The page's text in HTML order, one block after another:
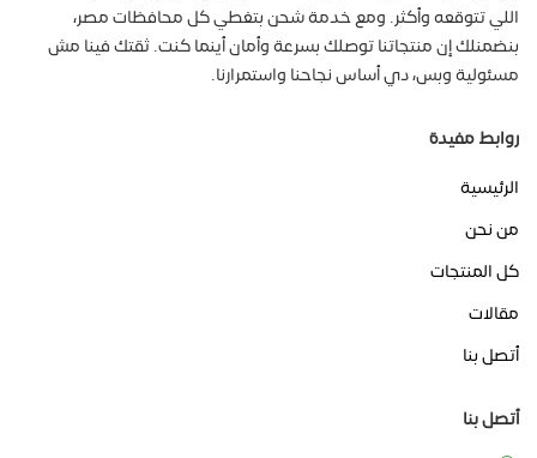
اللي تتوقعه وأكثر. ومع خدمة شحن بتغطي كل محافظات مصر،
بنضمنلك إن منتجاتنا توصلك بسرعة وأمان أينما كنت. ثقتك فينا مش
مسئولية وبس، دي أساس نجاحنا واستمرارنا.
روابط مفيدة
الرئيسية
من نحن
كل المنتجات
مقالات
أتصل بنا
أتصل بنا